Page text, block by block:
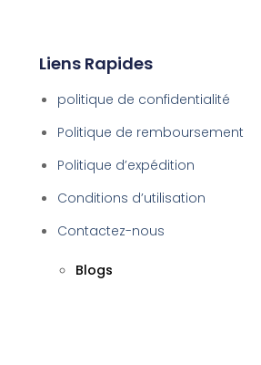
Liens Rapides
politique de confidentialité
Politique de remboursement
Politique d’expédition
Conditions d’utilisation
Contactez-nous
Blogs